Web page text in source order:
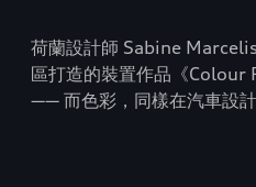
荷蘭設計師 Sabine
區打造的裝置作品《Colour
—— 而色彩，同樣在汽車設計